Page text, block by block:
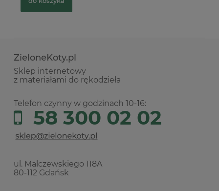
ZieloneKoty.pl
Sklep internetowy
z materiałami do rękodzieła
Telefon czynny w godzinach 10-16:
58 300 02 02
ul. Malczewskiego 118A
80-112 Gdańsk